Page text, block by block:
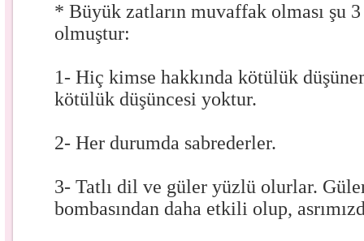
* Büyük zatların muvaffak olması şu
olmuştur:
1- Hiç kimse hakkında kötülük
kötülük düşüncesi yoktur.
2- Her durumda sabrederler.
3- Tatlı dil ve güler yüzlü olurlar.
bombasından daha etkili olup,